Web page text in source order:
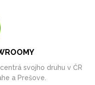
svojho druhu v ČR
a Prešove.